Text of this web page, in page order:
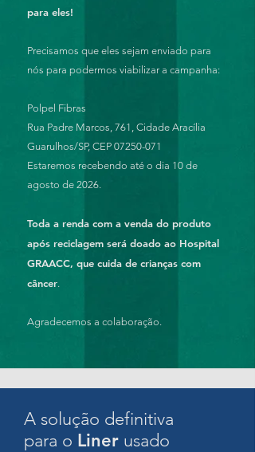
para eles!
Precisamos que eles sejam enviado para
nós para podermos viabilizar a campanha:
Polpel Fibras
Rua Padre Marcos, 761, Cidade Aracília
Guarulhos/SP, CEP 07250-071
Estaremos recebendo até o dia 10 de
agosto de 2026.
Toda a renda com a venda do produto
após reciclagem será doado ao Hospital
GRAACC, que cuida de crianças com
câncer.
Agradecemos a colaboração.
A solução definitiva
para o Liner usado